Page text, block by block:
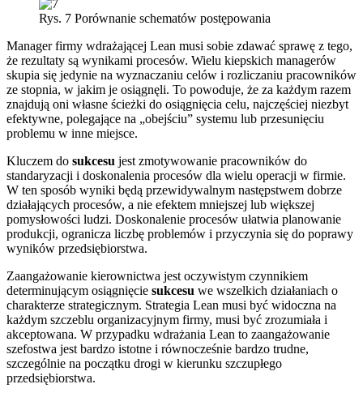
Rys. 7 Porównanie schematów postępowania
Manager firmy wdrażającej Lean musi sobie zdawać sprawę z tego,
że rezultaty są wynikami procesów. Wielu kiepskich managerów
skupia się jedynie na wyznaczaniu celów i rozliczaniu pracowników
ze stopnia, w jakim je osiągnęli. To powoduje, że za każdym razem
znajdują oni własne ścieżki do osiągnięcia celu, najczęściej niezbyt
efektywne, polegające na „obejściu” systemu lub przesunięciu
problemu w inne miejsce.
Kluczem do sukcesu jest zmotywowanie pracowników do
standaryzacji i doskonalenia procesów dla wielu operacji w firmie.
W ten sposób wyniki będą przewidywalnym następstwem dobrze
działających procesów, a nie efektem mniejszej lub większej
pomysłowości ludzi. Doskonalenie procesów ułatwia planowanie
produkcji, ogranicza liczbę problemów i przyczynia się do poprawy
wyników przedsiębiorstwa.
Zaangażowanie kierownictwa jest oczywistym czynnikiem
determinującym osiągnięcie sukcesu we wszelkich działaniach o
charakterze strategicznym. Strategia Lean musi być widoczna na
każdym szczeblu organizacyjnym firmy, musi być zrozumiała i
akceptowana. W przypadku wdrażania Lean to zaangażowanie
szefostwa jest bardzo istotne i równocześnie bardzo trudne,
szczególnie na początku drogi w kierunku szczupłego
przedsiębiorstwa.